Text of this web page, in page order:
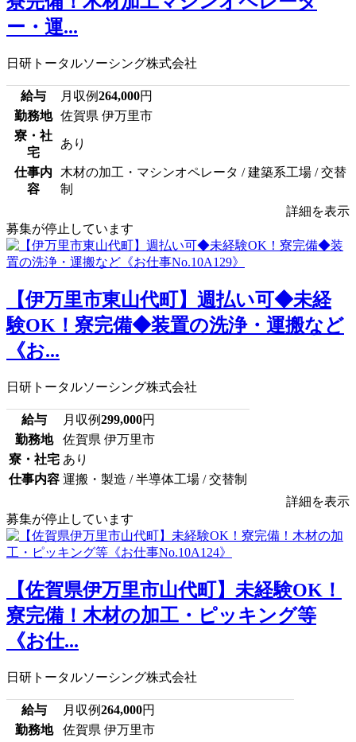
ー・運...
日研トータルソーシング株式会社
給与 月収例264,000円
勤務地
佐賀県 伊万里市
寮・社
宅
あり
仕事内
容
木材の加工・マシンオペレータ / 建築系工場 / 交替
制
詳細を表示
募集が停止しています
【伊万里市東山代町】週払い可◆未経
験OK！寮完備◆装置の洗浄・運搬など
《お...
日研トータルソーシング株式会社
給与 月収例299,000円
勤務地
佐賀県 伊万里市
寮・社宅 あり
仕事内容 運搬・製造 / 半導体工場 / 交替制
詳細を表示
募集が停止しています
【佐賀県伊万里市山代町】未経験OK！
寮完備！木材の加工・ピッキング等
《お仕...
日研トータルソーシング株式会社
給与 月収例264,000円
勤務地
佐賀県 伊万里市